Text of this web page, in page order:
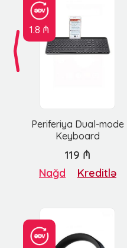
1.8 ₼
Periferiya Dual-mode
Keyboard
119 ₼
Nağd Kreditlə